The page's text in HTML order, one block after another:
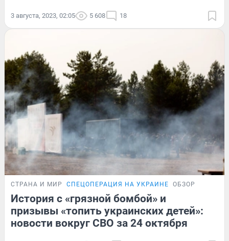
3 августа, 2023, 02:05 5 608 18
СТРАНА И МИР СПЕЦОПЕРАЦИЯ НА УКРАИНЕ ОБЗОР
История с «грязной бомбой» и
призывы «топить украинских детей»:
новости вокруг СВО за 24 октября